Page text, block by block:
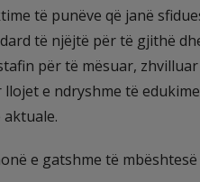
të punëve që janë
të njëjtë për të gjithë
për të mësuar,
e ndryshme të
aktuale.
e gatshme të